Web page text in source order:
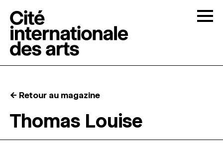
RÉSIDENCES ↓
← Retour au magazine
Thomas Louise